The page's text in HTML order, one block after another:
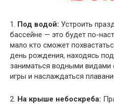
1. Под водой: Устроить
бассейне — это будет по-
мало кто сможет
день рождения, находясь
заниматься водными видами
игры и наслаждаться
2. На крыше небоскреба: